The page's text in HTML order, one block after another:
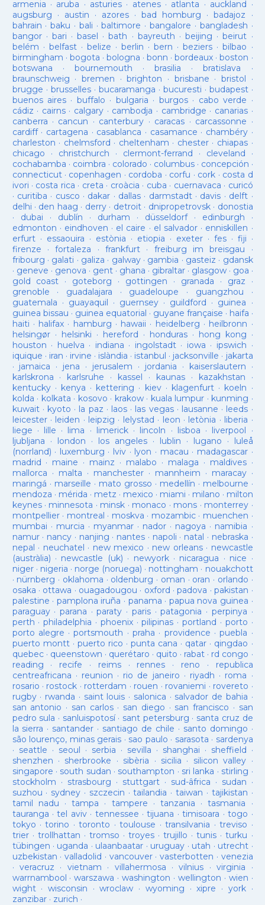
armenia · aruba · asturies· atenes· atlanta · auckland ·
augsburg · austin · azores·bad homburg ·badajoz ·
bahrain ·baku · bali ·baltimore ·bangalore · bangladesh ·
bangor· bari ·basel ·bath · bayreuth ·beijing ·beirut ·
belém · belfast· belize · berlin ·bern ·beziers ·bilbao ·
birmingham · bogota · bologna ·bonn ·bordeaux ·boston ·
botswana · bournemouth ·brasilia ·bratislava ·
braunschweig · bremen ·brighton · brisbane · bristol ·
brugge · brusselles· bucaramanga · bucuresti · budapest·
buenos aires· buffalo · bulgaria · burgos· cabo verde ·
cádiz · cairns· calgary · cambodja · cambridge · canarias·
canberra · cancun · canterbury · caracas · carcassonne ·
cardiff· cartagena · casablanca · casamance · chambéry·
charleston · chelmsford · cheltenham · chester· chiapas ·
chicago · christchurch · clermont-ferrand · cleveland ·
cochabamba · coimbra · colorado · columbus· concepción ·
connecticut· copenhagen · cordoba · corfu · cork · costa d
ivori · costa rica · creta · croàcia · cuba · cuernavaca · curicó
· curitiba · cusco · dakar · dallas · darmstadt· davis · delft ·
delhi · den haag · derry· detroit· dnipropetrovsk· donostia
· dubai · dublín · durham · düsseldorf· edinburgh ·
edmonton · eindhoven · el caire · el salvador · enniskillen ·
erfurt· essaouira · estònia · etiopia · exeter· fes· fiji ·
firenze ·fortaleza · frankfurt· freiburg im breisgau ·
fribourg · galati · galiza · galway· gambia · gasteiz · gdansk
· geneve · genova · gent· ghana · gibraltar· glasgow· goa ·
gold coast · goteborg · gottingen · granada · graz ·
grenoble · guadalajara · guadeloupe · guangzhou ·
guatemala · guayaquil · guernsey· guildford · guinea ·
guinea bissau · guinea equatorial · guyane française · haifa ·
haiti · halifax · hamburg · hawaii · heidelberg · heilbronn ·
helsingør· helsinki · hereford · honduras· hong kong ·
houston · huelva · indiana · ingolstadt· iowa · ipswich ·
iquique · iran · irvine · islàndia · istanbul · jacksonville · jakarta
· jamaica · jena · jerusalem · jordania · kaiserslautern ·
karlskrona · karlsruhe · kassel · kaunas· kazakhstan ·
kentucky· kenya · kettering · kiev· klagenfurt · koeln ·
kolda · kolkata · kosovo · krakow· kuala lumpur · kunming ·
kuwait· kyoto · la paz · laos· las vegas· lausanne · leeds ·
leicester· leiden · leipzig · lelystad · leon · letònia · liberia ·
liege · lille · lima · limerick· lincoln · lisboa · liverpool ·
ljubljana · london · los angeles· lublin · lugano · luleå
(norrland) · luxemburg · lviv · lyon · macau · madagascar·
madrid · maine · mainz · malabo · malaga · maldives·
mallorca · malta · manchester· mannheim · maracay·
maringá · marseille · mato grosso · medellín · melbourne ·
mendoza · mérida · metz · mexico · miami · milano · milton
keynes· minnesota · minsk · monaco · mons · monterrey ·
montpellier· montreal · moskva · mozambic· muenchen ·
mumbai · murcia · myanmar· nador · nagoya · namibia ·
namur· nancy · nanjing · nantes · napoli · natal · nebraska ·
nepal · neuchatel · new mexico · new orleans· newcastle
(austràlia) · newcastle (uk) · newyork· nicaragua · nice ·
niger· nigeria · norge (noruega) · nottingham · nouakchott
· nürnberg · oklahoma · oldenburg · oman · oran · orlando ·
osaka · ottawa · ouagadougou · oxford ·padova ·pakistan ·
palestine · pamplona iruña · panama · papua nova guinea ·
paraguay· parana ·paraty · paris·patagonia · perpinya ·
perth ·philadelphia · phoenix·pilipinas ·portland · porto ·
porto alegre ·portsmouth ·praha · providence ·puebla ·
puerto montt· puerto rico ·punta cana · qatar · qingdao ·
quebec· queenstown · querétaro · quito · rabat · rd congo ·
reading · recife · reims· rennes · reno · republica
centreafricana · reunion · rio de janeiro · riyadh · roma ·
rosario · rostock · rotterdam · rouen · rovaniemi · rovereto ·
rugby· rwanda · saint louis · salonica · salvador de bahia ·
san antonio · san carlos· san diego · san francisco · san
pedro sula · sanluispotosí· sant petersburg · santa cruz de
la sierra · santander · santiago de chile · santo domingo ·
são lourenço, minas gerais · sao paulo · sarasota · sardenya
· seattle · seoul · serbia · sevilla · shanghai · sheffield ·
shenzhen · sherbrooke · sibèria · sicilia · silicon valley ·
singapore · south sudan · southampton · sri lanka · stirling ·
stockholm · strasbourg · stuttgart· sud-âfrica · sudan ·
suzhou · sydney · szczecin ·tailandia ·taiwan · tajikistan ·
tamil nadu ·tampa · tampere · tanzania ·tasmania ·
tauranga ·tel aviv· tennessee ·tijuana ·timisoara ·togo ·
tokyo ·torino ·toronto ·toulouse ·transilvania ·treviso ·
trier· trollhattan · tromso · troyes·trujillo ·tunis ·turku ·
tübingen · uganda · ulaanbaatar · uruguay · utah · utrecht ·
uzbekistan · valladolid · vancouver· vasterbotten · venezia
· veracruz · vietnam · villahermosa ·vilnius ·virginia ·
warrnambool ·warszawa ·washington · wellington · wien ·
wight· wisconsin ·wroclaw · wyoming ·xipre · york·
zanzibar· zurich ·